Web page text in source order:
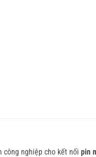
nghiệp cho kết nối pin